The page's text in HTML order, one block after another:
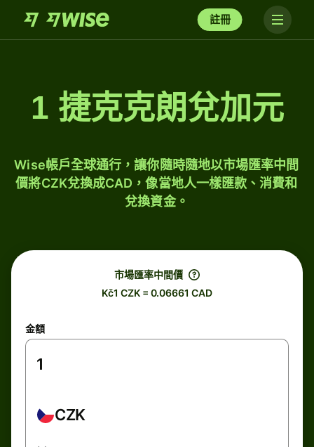
註冊
1 捷克克朗兌加元
Wise帳戶全球通行，讓你隨時隨地以市場匯率中間
價將CZK兌換成CAD，像當地人一樣匯款、消費和
兌換資金。
市場匯率中間價
Kč1 CZK = 0.06661 CAD
金額
CZK